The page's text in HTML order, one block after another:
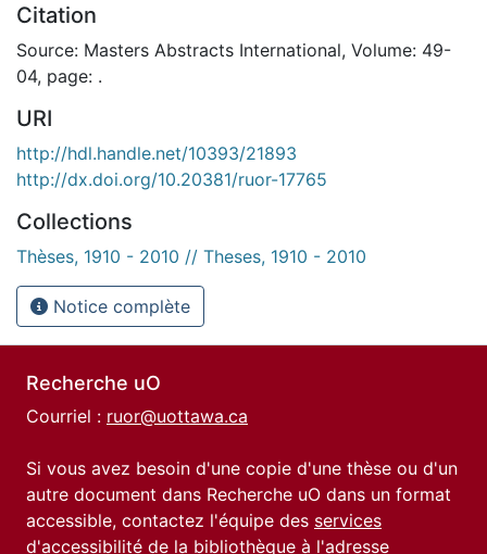
Citation
Source: Masters Abstracts International, Volume: 49-
04, page: .
URI
http://hdl.handle.net/10393/21893
http://dx.doi.org/10.20381/ruor-17765
Collections
Thèses, 1910 - 2010 // Theses, 1910 - 2010
Notice complète
Recherche uO
Courriel : ruor@uottawa.ca
Si vous avez besoin d'une copie d'une thèse ou d'un
autre document dans Recherche uO dans un format
accessible, contactez l'équipe des services
d'accessibilité de la bibliothèque à l'adresse